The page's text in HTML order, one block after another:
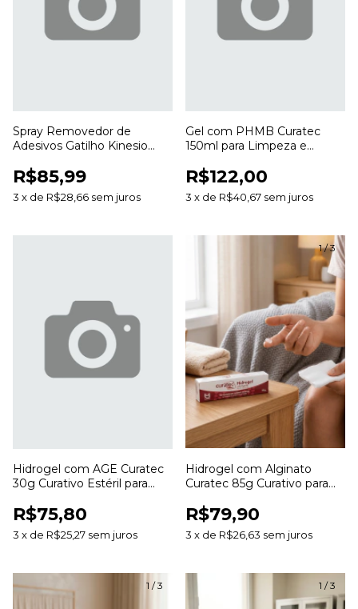
Spray Removedor de
Adesivos Gatilho Kinesio
Bandagens
R$85,99
3 x de R$28,66 sem juros
Gel com PHMB Curatec
150ml para Limpeza e
R$122,00
3 x de R$40,67 sem juros
Hidrogel com AGE Curatec
30g Curativo Estéril para
Cicatrização de Feridas
R$75,80
3 x de R$25,27 sem juros
1/3
Hidrogel com Alginato
Curatec 85g Curativo para
Desbridamento de Feridas
R$79,90
3 x de R$26,63 sem juros
1 /3 1 /3